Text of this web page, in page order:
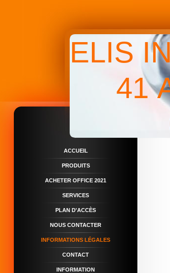
ELIS
41
ACCUEIL
PRODUITS
ACHETER OFFICE 2021
SERVICES
PLAN D'ACCÈS
NOUS CONTACTER
INFORMATIONS LÉGALES
CONTACT
INFORMATION